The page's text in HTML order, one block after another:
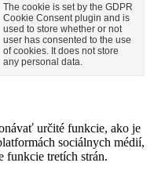
The cookie is set by the GDPR
Cookie Consent plugin and is
used to store whether or not
user has consented to the use
of cookies. It does not store
any personal data.
určité funkcie, ako je
sociálnych médií,
funkcie tretích strán.